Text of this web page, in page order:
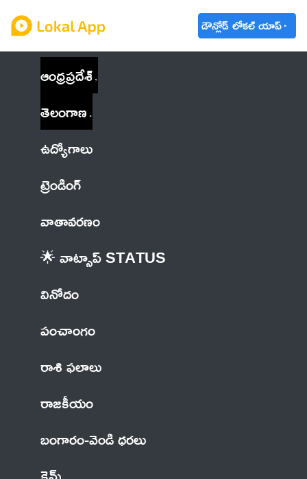
డౌన్లోడ్ లోకల్ యాప్
ఆంధ్రప్రదేశ్
తెలంగాణ
ఉద్యోగాలు
ట్రెండింగ్
వాతావరణం
🌟 వాట్సాప్ STATUS
వినోదం
పంచాంగం
రాశి ఫలాలు
రాజకీయం
బంగారం-వెండి ధరలు